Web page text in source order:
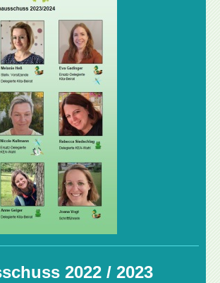
2022 / 2023